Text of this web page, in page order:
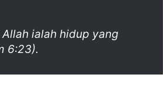
ialah hidup yang
6:23).